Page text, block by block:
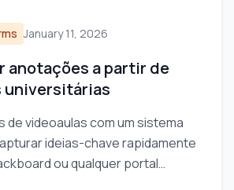
January 11, 2026
anotações a partir de
universitárias
de videoaulas com um sistema
ideias-chave rapidamente
ou qualquer portal